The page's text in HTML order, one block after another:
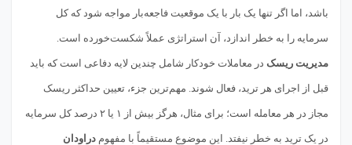
باشد، اما اگر تنها یک بار با یک موقعیت فاجعه‌بار مواجه شود که کل
سرمایه را به خطر اندازد، آن استراتژی عملاً شکست‌خورده است.
مدیریت ریسک در معاملات خودکار شامل چندین لایه دفاعی است که باید
قبل از اجرای هر ترید، فعال شوند. مهم‌ترین جزء، تعیین حداکثر ریسک
مجاز در هر معامله است؛ برای مثال، هرگز بیش از ۱ یا ۲ درصد کل سرمایه
در یک ترید به خطر نیفتد. این موضوع مستقیماً با مفهوم دراودان